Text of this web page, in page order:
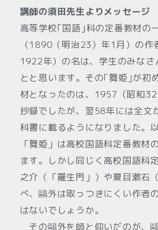
講師の須田先生よりメッセージ
高等学校｢国語｣科の定番教材の
（1890（明治23）年1月）の
1922年）の名は、学生のみなさ
とと思います。その｢舞姫｣が初
材となったのは、1957（昭和
抄録でしたが、翌58年には全文
科書に載るようになりました。
「舞姫」は高校国語科定番教材
ます。しかし同じく高校国語科
之介（「羅生門」）や夏目漱石
べ、鷗外は取っつきにくい作者
はないでしょうか。
その鷗外を師と仰いだのが、